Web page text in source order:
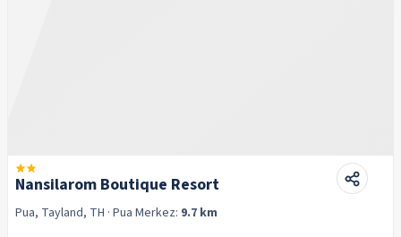
Nansilarom Boutique Resort
Pua, Tayland, TH · Pua Merkez: 9.7 km